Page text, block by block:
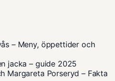
– Meny, öppettider och
jacka – guide 2025
Margareta Porseryd – Fakta